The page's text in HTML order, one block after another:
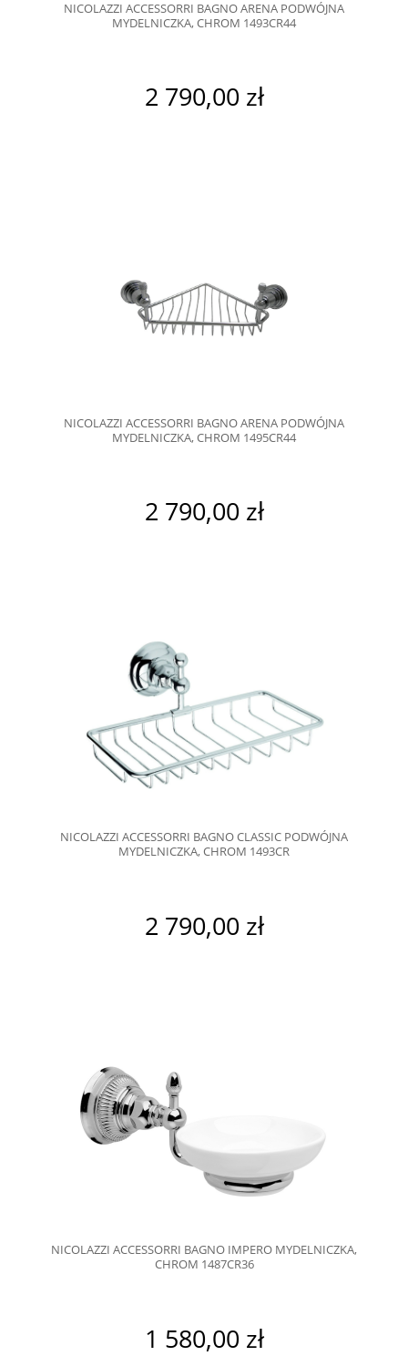
NICOLAZZI ACCESSORRI BAGNO ARENA PODWÓJNA
MYDELNICZKA, CHROM 1493CR44
2 790,00 zł
NICOLAZZI ACCESSORRI BAGNO ARENA PODWÓJNA
MYDELNICZKA, CHROM 1495CR44
2 790,00 zł
NICOLAZZI ACCESSORRI BAGNO CLASSIC PODWÓJNA
MYDELNICZKA, CHROM 1493CR
2 790,00 zł
NICOLAZZI ACCESSORRI BAGNO IMPERO MYDELNICZKA,
CHROM 1487CR36
1 580,00 zł